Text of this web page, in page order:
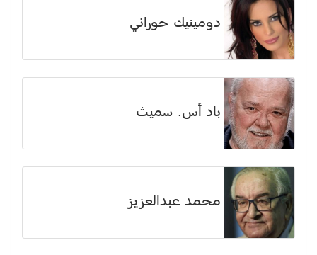
دومينيك حوراني
باد أس. سميث
محمد عبدالعزيز